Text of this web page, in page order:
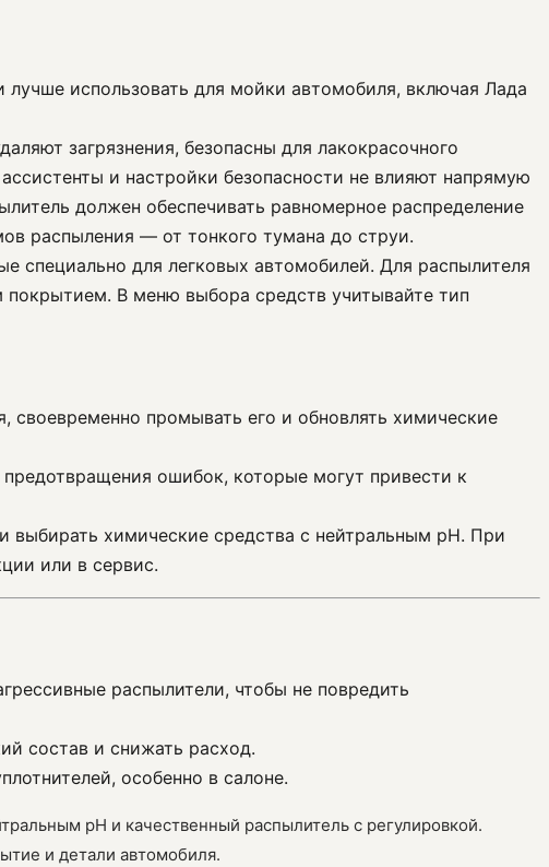
лучше использовать для мойки автомобиля, включая Лада
загрязнения, безопасны для лакокрасочного
и настройки безопасности не влияют напрямую
должен обеспечивать равномерное распределение
распыления — от тонкого тумана до струи.
специально для легковых автомобилей. Для распылителя
В меню выбора средств учитывайте тип
своевременно промывать его и обновлять химические
ошибок, которые могут привести к
выбирать химические средства с нейтральным pH. При
или в сервис.
распылители, чтобы не повредить
состав и снижать расход.
особенно в салоне.
pH и качественный распылитель с регулировкой.
и детали автомобиля.